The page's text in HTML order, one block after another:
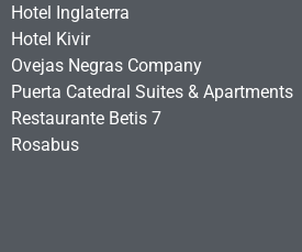
Hotel Inglaterra
Hotel Kivir
Ovejas Negras Company
Puerta Catedral Suites & Apartments
Restaurante Betis 7
Rosabus